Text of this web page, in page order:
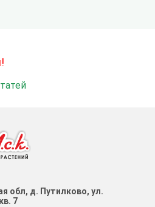
обл, д. Путилково, ул.
7